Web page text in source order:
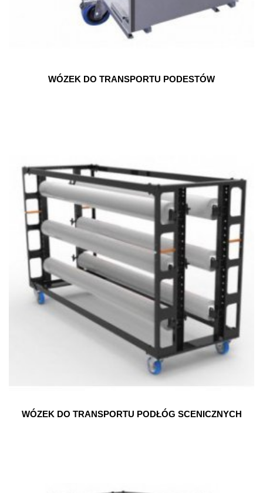
WÓZEK DO TRANSPORTU PODESTÓW
WÓZEK DO TRANSPORTU PODŁÓG SCENICZNYCH